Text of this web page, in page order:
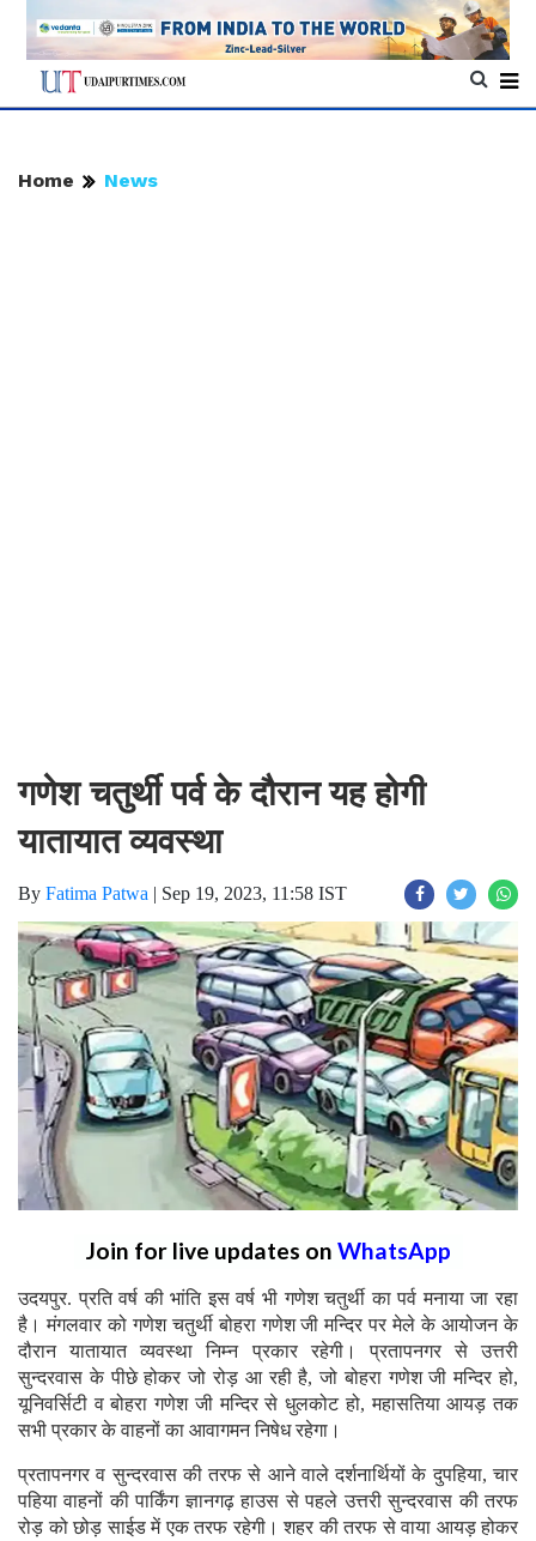
Home News
गणेश चतुर्थी पर्व के दौरान यह होगी
यातायात व्यवस्था
By Fatima Patwa | Sep 19, 2023, 11:58 IST
Join for live updates on WhatsApp
उदयपुर. प्रति वर्ष की भांति इस वर्ष भी गणेश चतुर्थी का पर्व मनाया जा रहा
है। मंगलवार को गणेश चतुर्थी बोहरा गणेश जी मन्दिर पर मेले के आयोजन के
दौरान यातायात व्यवस्था निम्न प्रकार रहेगी। प्रतापनगर से उत्तरी
सुन्दरवास के पीछे होकर जो रोड़ आ रही है, जो बोहरा गणेश जी मन्दिर हो,
यूनिवर्सिटी व बोहरा गणेश जी मन्दिर से धुलकोट हो, महासतिया आयड़ तक
सभी प्रकार के वाहनों का आवागमन निषेध रहेगा।
प्रतापनगर व सुन्दरवास की तरफ से आने वाले दर्शनार्थियों के दुपहिया, चार
पहिया वाहनों की पार्किंग ज्ञानगढ़ हाउस से पहले उत्तरी सुन्दरवास की तरफ
रोड़ को छोड़ साईड में एक तरफ रहेगी। शहर की तरफ से वाया आयड़ होकर